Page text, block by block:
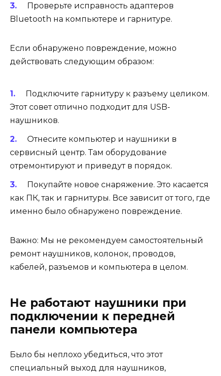
Проверьте исправность адаптеров
Bluetooth на компьютере и гарнитуре.
Если обнаружено повреждение, можно
действовать следующим образом:
Подключите гарнитуру к разъему целиком.
Этот совет отлично подходит для USB-
наушников.
Отнесите компьютер и наушники в
сервисный центр. Там оборудование
отремонтируют и приведут в порядок.
Покупайте новое снаряжение. Это касается
как ПК, так и гарнитуры. Все зависит от того, где
именно было обнаружено повреждение.
Важно: Мы не рекомендуем самостоятельный
ремонт наушников, колонок, проводов,
кабелей, разъемов и компьютера в целом.
Не работают наушники при
подключении к передней
панели компьютера
Было бы неплохо убедиться, что этот
специальный выход для наушников,